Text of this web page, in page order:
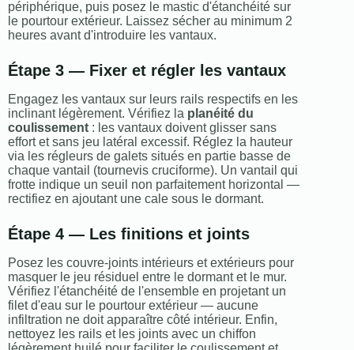
périphérique, puis posez le mastic d'étanchéité sur
le pourtour extérieur. Laissez sécher au minimum 2
heures avant d'introduire les vantaux.
Étape 3 — Fixer et régler les vantaux
Engagez les vantaux sur leurs rails respectifs en les
inclinant légèrement. Vérifiez la planéité du
coulissement : les vantaux doivent glisser sans
effort et sans jeu latéral excessif. Réglez la hauteur
via les régleurs de galets situés en partie basse de
chaque vantail (tournevis cruciforme). Un vantail qui
frotte indique un seuil non parfaitement horizontal —
rectifiez en ajoutant une cale sous le dormant.
Étape 4 — Les finitions et joints
Posez les couvre-joints intérieurs et extérieurs pour
masquer le jeu résiduel entre le dormant et le mur.
Vérifiez l'étanchéité de l'ensemble en projetant un
filet d'eau sur le pourtour extérieur — aucune
infiltration ne doit apparaître côté intérieur. Enfin,
nettoyez les rails et les joints avec un chiffon